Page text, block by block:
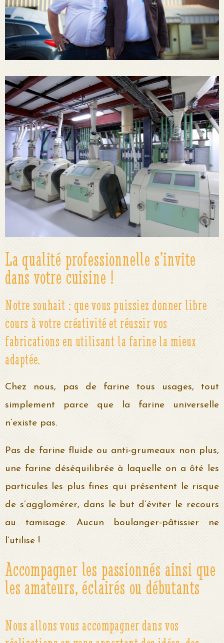
La qualité professionnelle s’invite
dans votre cuisine !
Notre souhait : que vous puissiez donner libre
cours à votre créativité et réussir vos
fabrications en utilisant la farine la mieux
adaptée.
Chez nous, pas de farine tous usages, tout
simplement parce que la farine universelle
n’existe pas.
Pas de farine fluide ou anti-grumeaux non plus,
une farine déséquilibrée à laquelle on a ôté les
particules les plus fines qui présentent le risque
de s’agglomérer, dans le but d’éviter le recours
au tamisage. Aucun boulanger-pâtissier ne
l’utilise !
Accompagner les passionnés ainsi que
les amateurs, éclairés ou débutants
Nous allons vous accompagner dans vos